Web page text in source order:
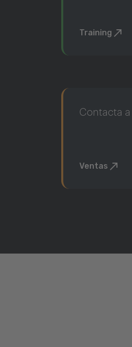
Training
Contacta
Ventas